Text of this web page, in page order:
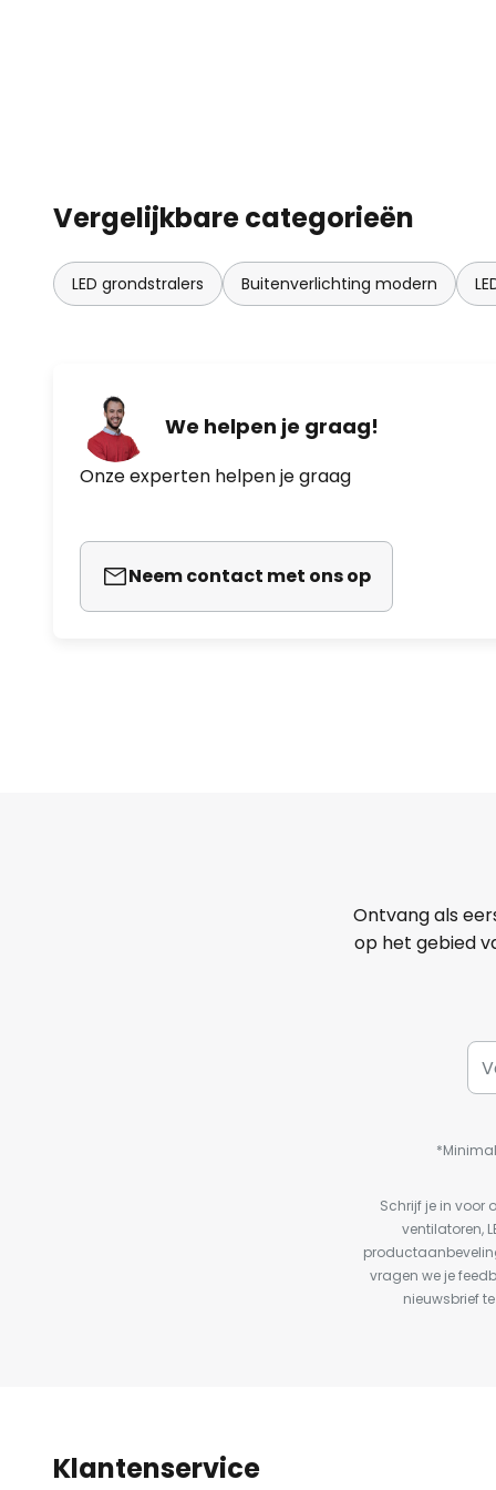
Vergelijkbare categorieën
LED grondstralers Buitenverlichting modern
We helpen je graag!
Onze experten helpen je graag
Neem contact met ons op
Ontvang als
op het gebied
Schrijf je in voor
ventilatoren,
vragen we je
nieuwsbrief
Klantenservice